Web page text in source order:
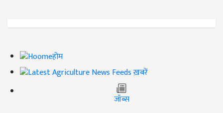
होम
ख़बरें
जॉब्स